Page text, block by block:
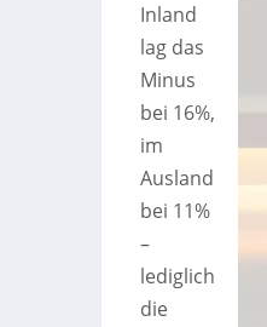
Inland
lag das
Minus
bei 16%,
im
Ausland
bei 11%
–
lediglich
die